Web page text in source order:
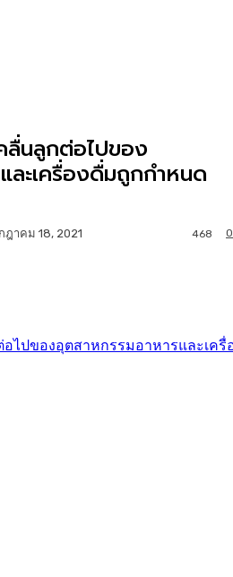
ลื่นลูกต่อไปของ
ละเครื่องดื่มถูกกำหนด
ฎาคม 18, 2021 0
468